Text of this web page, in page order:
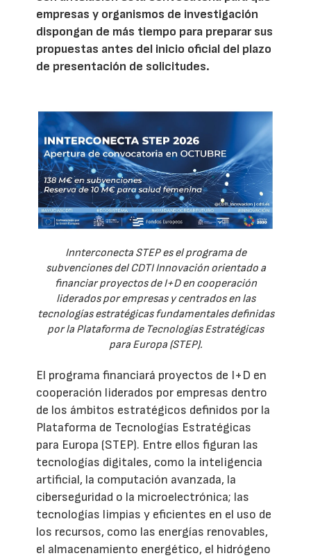
empresas y organismos de investigación
dispongan de más tiempo para preparar sus
propuestas antes del inicio oficial del plazo
de presentación de solicitudes.
Innterconecta STEP es el programa de
subvenciones del CDTI Innovación orientado a
financiar proyectos de I+D en cooperación
liderados por empresas y centrados en las
tecnologías estratégicas fundamentales definidas
por la Plataforma de Tecnologías Estratégicas
para Europa (STEP).
El programa financiará proyectos de I+D en
cooperación liderados por empresas dentro
de los ámbitos estratégicos definidos por la
Plataforma de Tecnologías Estratégicas
para Europa (STEP). Entre ellos figuran las
tecnologías digitales, como la inteligencia
artificial, la computación avanzada, la
ciberseguridad o la microelectrónica; las
tecnologías limpias y eficientes en el uso de
los recursos, como las energías renovables,
el almacenamiento energético, el hidrógeno